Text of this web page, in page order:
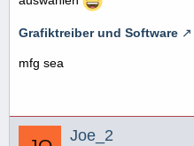
Grafiktreiber und Software
mfg sea
Joe_2